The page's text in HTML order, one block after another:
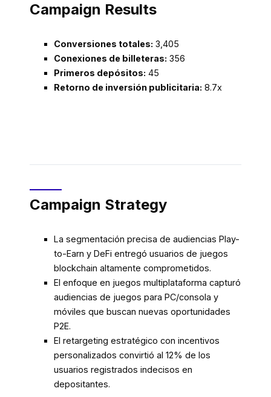
Campaign Results
Conversiones totales: 3,405
Conexiones de billeteras: 356
Primeros depósitos: 45
Retorno de inversión publicitaria: 8.7x
Campaign Strategy
La segmentación precisa de audiencias Play-
to-Earn y DeFi entregó usuarios de juegos
blockchain altamente comprometidos.
El enfoque en juegos multiplataforma capturó
audiencias de juegos para PC/consola y
móviles que buscan nuevas oportunidades
P2E.
El retargeting estratégico con incentivos
personalizados convirtió al 12% de los
usuarios registrados indecisos en
depositantes.